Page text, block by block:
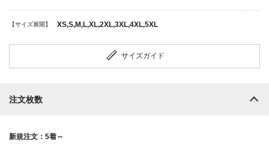
【サイズ展開】 XS,S,M,L,XL,2XL,3XL,4XL,5XL
サイズガイド
注文枚数
新規注文：5着～